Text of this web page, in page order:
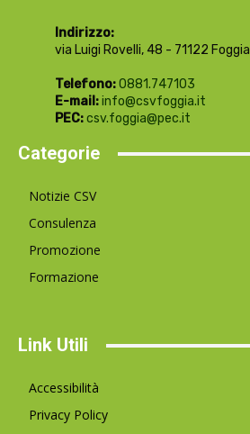
Indirizzo:
via Luigi Rovelli, 48 - 71122 Foggia
Telefono:0881.747103
E-mail:info@csvfoggia.it
PEC:csv.foggia@pec.it
Categorie
Notizie CSV
Consulenza
Promozione
Formazione
Link Utili
Accessibilità
Privacy Policy